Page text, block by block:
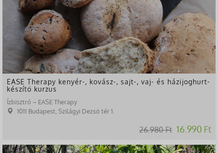
EASE Therapy kenyér-, kovász-, sajt-, vaj- és házijoghurt-
készítő kurzus
Ízbisztró – EASE Therapy
1011 Budapest, Szilágyi Dezső tér 1.
26.980 Ft 16.990 Ft